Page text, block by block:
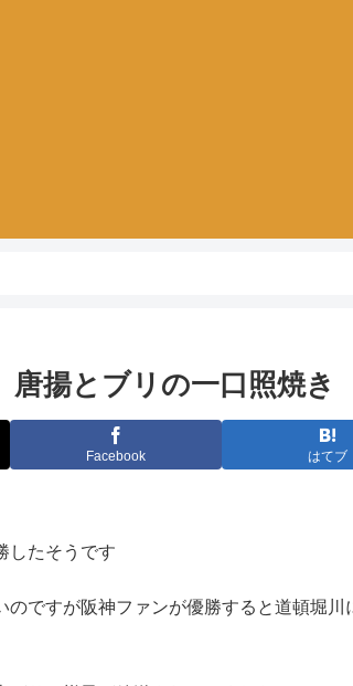
揚とブリの一口照焼き
Facebook はてブ
したそうです
のですが阪神ファンが優勝すると道頓堀